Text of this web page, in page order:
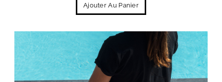
Ajouter Au Panier